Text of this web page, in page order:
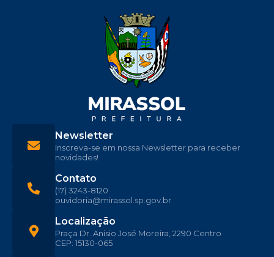
Localização
Praça Dr. Anisio José Moreira, 2290 Centro
CEP: 15130-065
Contato
(17) 3243-8120
ouvidoria@mirassol.sp.gov.br
Newsletter
Inscreva-se em nossa Newsletter para receber
novidades!